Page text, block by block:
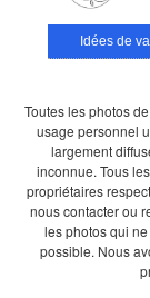
Idées de
Toutes les photos
usage personnel
largement
inconnue. Tous
propriétaires
nous contacter ou
les photos qui
possible. Nous